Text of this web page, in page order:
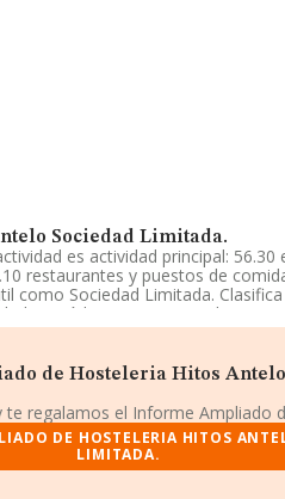
Sociedad Limitada.
es actividad principal: 56.30
restaurantes y puestos de
como Sociedad Limitada.
código 5630. No realiza
Hitos Antelo Sociedad
Sevilla núm. 35 1, (23600), en el
que dispone INFORMA sobre
a 5.524 millones de euros y el
de Hosteleria Hitos
regalamos el Informe Ampliado
DE HOSTELERIA HITOS
LIMITADA.